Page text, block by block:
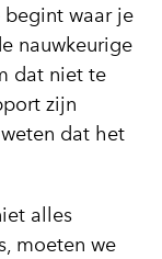
waar je
nauwkeurige
dat niet te
zijn
dat het
alles
moeten we